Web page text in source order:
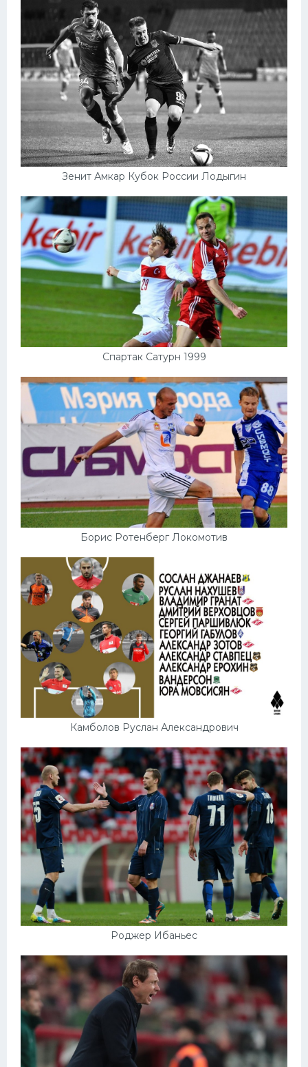
Зенит Амкар Кубок России Лодыгин
Спартак Сатурн 1999
Борис Ротенберг Локомотив
Камболов Руслан Александрович
Роджер Ибаньес